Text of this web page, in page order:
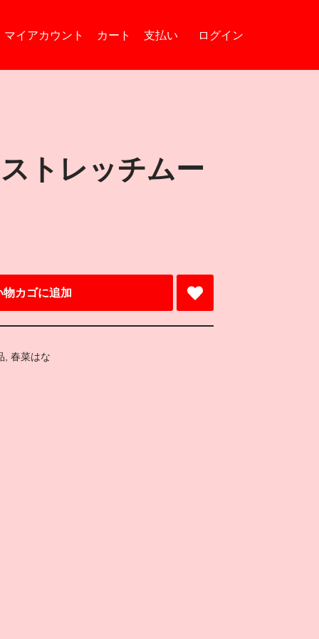
マイアカウント カート 支払い ログイン
ストレッチムー
物カゴに追加
,春菜はな